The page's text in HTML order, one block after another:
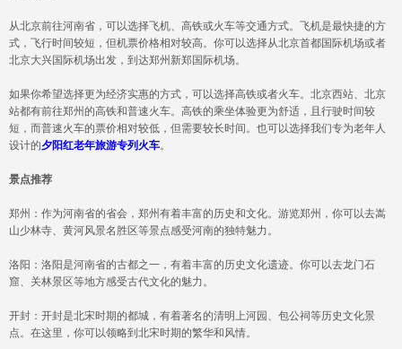
从北京前往河南省，可以选择飞机、高铁或火车等交通方式。飞机是最快捷的方
式，飞行时间较短，但机票价格相对较高。你可以选择从北京首都国际机场或者
北京大兴国际机场出发，到达郑州新郑国际机场。
如果你希望选择更为经济实惠的方式，可以选择高铁或者火车。北京西站、北京
站都有前往郑州的高铁和普速火车。高铁的乘坐体验更为舒适，且行驶时间较
短，而普速火车的票价相对较低，但需要较长时间。也可以选择我们专为老年人
设计的夕阳红老年旅游专列火车。
景点推荐
郑州：作为河南省的省会，郑州有着丰富的历史和文化。游览郑州，你可以去嵩
山少林寺、黄河风景名胜区等景点感受河南的独特魅力。
洛阳：洛阳是河南省的古都之一，有着丰富的历史文化遗迹。你可以去龙门石
窟、关林景区等地方感受古代文化的魅力。
开封：开封是北宋时期的都城，有着著名的清明上河园、包公祠等历史文化景
点。在这里，你可以领略到北宋时期的繁华和风情。